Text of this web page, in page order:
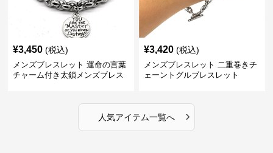
¥3,450 (税込)
メンズブレスレット 運命の言葉
チャーム付き太鎖メンズブレス
¥3,420 (税込)
メンズブレスレット 二重巻きチ
ェーントグルブレスレット
人気アイテム一覧へ ›